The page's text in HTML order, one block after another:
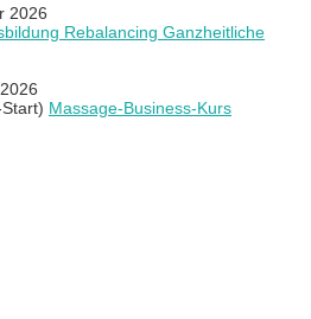
2026
Rebalancing Ganzheitliche
Massage-Business-Kurs